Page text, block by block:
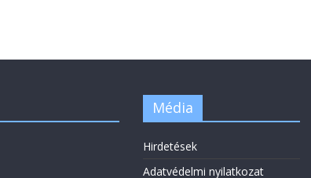
Média
Hirdetések
Adatvédelmi nyilatkozat